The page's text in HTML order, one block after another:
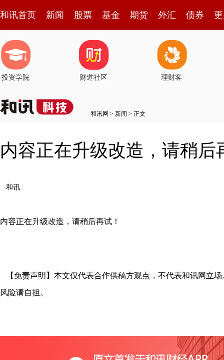
和讯首页 新闻 股票 基金 期货 外汇 债券
投资学院 财道社区 理财客
和讯网 > 新闻 > 正文
内容正在升级改造，请稍后
和讯
内容正在升级改造，请稍后再试！
【免责声明】本文仅代表合作供稿方观点，不代表和讯网立
风险请自担。